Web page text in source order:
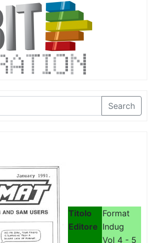
Search
Titolo
Format
Editore Indug
Vol 4 - 5